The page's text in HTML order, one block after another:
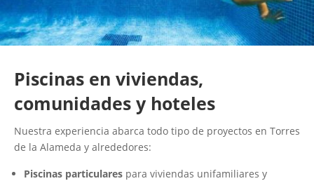
Piscinas en viviendas,
comunidades y hoteles
Nuestra experiencia abarca todo tipo de proyectos en Torres
de la Alameda y alrededores:
Piscinas particulares para viviendas unifamiliares y